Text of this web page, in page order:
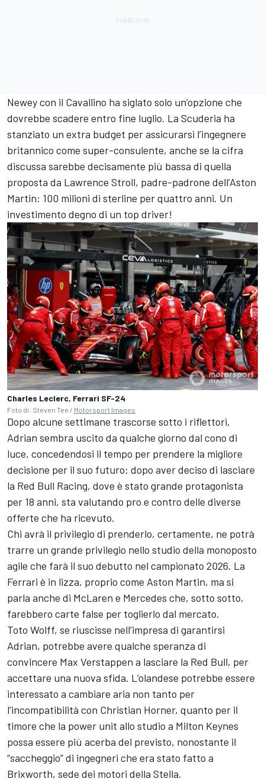
Newey con il Cavallino ha siglato solo un’opzione che
dovrebbe scadere entro fine luglio. La Scuderia ha
stanziato un extra budget per assicurarsi l’ingegnere
britannico come super-consulente, anche se la cifra
discussa sarebbe decisamente più bassa di quella
proposta da Lawrence Stroll, padre-padrone dell’Aston
Martin: 100 milioni di sterline per quattro anni. Un
investimento degno di un top driver!
Charles Leclerc, Ferrari SF-24
Foto di: Steven Tee / Motorsport Images
Dopo alcune settimane trascorse sotto i riflettori,
Adrian sembra uscito da qualche giorno dal cono di
luce, concedendosi il tempo per prendere la migliore
decisione per il suo futuro: dopo aver deciso di lasciare
la Red Bull Racing, dove è stato grande protagonista
per 18 anni, sta valutando pro e contro delle diverse
offerte che ha ricevuto.
Chi avrà il privilegio di prenderlo, certamente, ne potrà
trarre un grande privilegio nello studio della monoposto
agile che farà il suo debutto nel campionato 2026. La
Ferrari è in lizza, proprio come Aston Martin, ma si
parla anche di McLaren e Mercedes che, sotto sotto,
farebbero carte false per toglierlo dal mercato.
Toto Wolff, se riuscisse nell’impresa di garantirsi
Adrian, potrebbe avere qualche speranza di
convincere Max Verstappen a lasciare la Red Bull, per
accettare una nuova sfida. L’olandese potrebbe essere
interessato a cambiare aria non tanto per
l’incompatibilità con Christian Horner, quanto per il
timore che la power unit allo studio a Milton Keynes
possa essere più acerba del previsto, nonostante il
“saccheggio” di ingegneri che era stato fatto a
Brixworth, sede dei motori della Stella.